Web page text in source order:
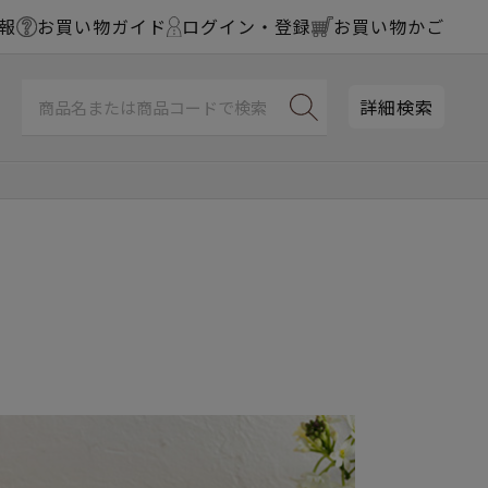
お買い物ガイド ログイン・登録 お買い物かご
詳細検索